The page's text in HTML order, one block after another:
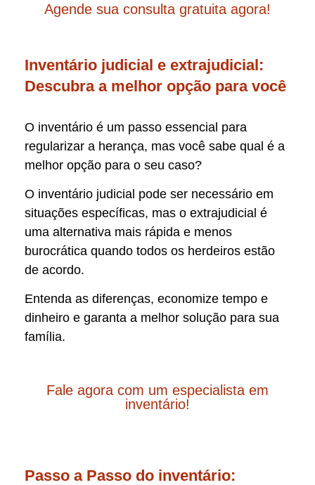
Agende sua consulta gratuita agora!
Inventário judicial e extrajudicial:
Descubra a melhor opção para você
O inventário é um passo essencial para
regularizar a herança, mas você sabe qual é a
melhor opção para o seu caso?
O inventário judicial pode ser necessário em
situações específicas, mas o extrajudicial é
uma alternativa mais rápida e menos
burocrática quando todos os herdeiros estão
de acordo.
Entenda as diferenças, economize tempo e
dinheiro e garanta a melhor solução para sua
família.
Fale agora com um especialista em
inventário!
Passo a Passo do inventário: